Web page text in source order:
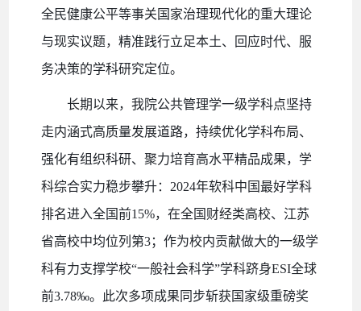
全民健康公平等事关国家治理现代化的重大理论
与现实议题，精准践行立足本土、回应时代、服
务决策的学科研究定位。
长期以来，我院公共管理学一级学科点坚持
走内涵式高质量发展道路，持续优化学科布局、
强化有组织科研、聚力培育高水平精品成果，学
科综合实力稳步攀升： 2024年软科中国最好学科
排名进入全国前15%，在全国财经类高校、江苏
省高校中均位列第3；作为校内贡献做大的一级学
科有力支撑学校“一般社会科学”学科跻身ESI全球
前3.78‰。此次多项成果同步斩获国家级重磅奖